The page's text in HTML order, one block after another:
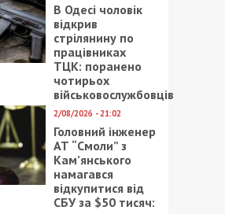
В Одесі чоловік
відкрив
стрілянину по
працівниках
ТЦК: поранено
чотирьох
військовослужбовців
2/08/2026 - 21:02
Головний інженер
АТ “Смоли” з
Кам’янського
намагався
відкупитися від
СБУ за $50 тисяч: